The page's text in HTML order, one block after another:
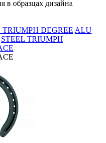
в образцах дизайна
DEGREE ALU
STEEL TRIUMPH